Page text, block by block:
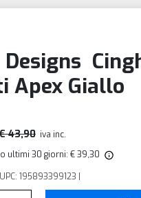
Designs
Apex Giallo
€ 43,90 iva inc.
ultimi 30 giorni: € 39,30
195893399123 |